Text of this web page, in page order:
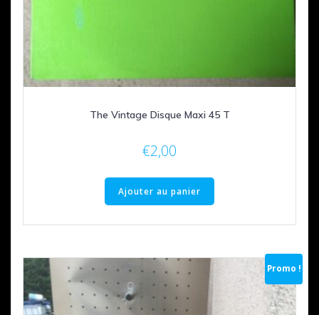
The Vintage Disque Maxi 45 T
€2,00
Ajouter au panier
Promo !